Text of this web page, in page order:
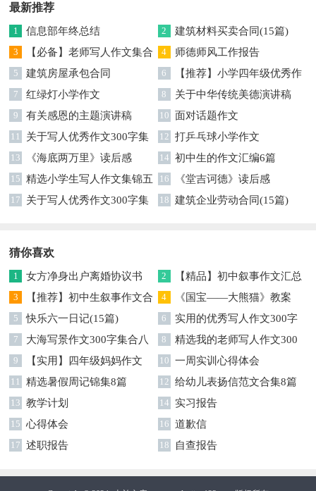
最新推荐
1 信息部年终总结 2 建筑材料买卖合同(15篇)
3
【必备】老师写人作文集合
5篇
4 师德师风工作报告
5 建筑房屋承包合同 6
【推荐】小学四年级优秀作
文300字三篇
7 红绿灯小学作文 8 关于中华传统美德演讲稿
9 有关感恩的主题演讲稿 10 面对话题作文
11
关于写人优秀作文300字集
合5篇
12 打乒乓球小学作文
13 《海底两万里》读后感 14 初中生的作文汇编6篇
15
精选小学生写人作文集锦五
篇
16 《堂吉诃德》读后感
17
关于写人优秀作文300字集
18 建筑企业劳动合同(15篇)
猜你喜欢
1 女方净身出户离婚协议书 2
【精品】初中叙事作文汇总
四篇
3
【推荐】初中生叙事作文合
集五篇
4 《国宝——大熊猫》教案
5 快乐六一日记(15篇) 6
实用的优秀写人作文300字
汇总九篇
7
大海写景作文300字集合八
篇
8
精选我的老师写人作文300
字合集9篇
9
【实用】四年级妈妈作文
300字3篇
10 一周实训心得体会
11 精选暑假周记锦集8篇 12 给幼儿表扬信范文合集8篇
13 教学计划 14 实习报告
15 心得体会 16 道歉信
17 述职报告 18 自查报告